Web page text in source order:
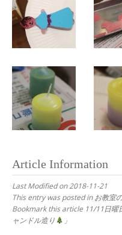
Article Information
Last Modified on 2018-11-21
This entry was posted in お教室
Bookmark this article 11/11日曜
ャンドル造り
」